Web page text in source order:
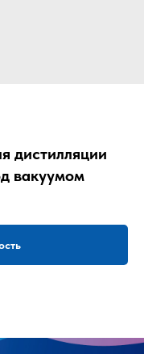
дистилляции
вакуумом